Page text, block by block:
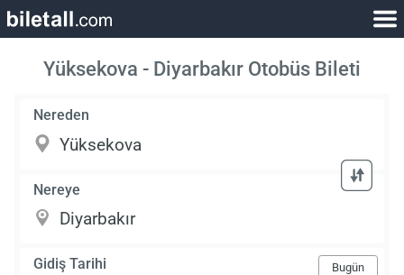
Yüksekova - Diyarbakır Otobüs Bileti
Nereden
Nereye
Gidiş Tarihi Bugün